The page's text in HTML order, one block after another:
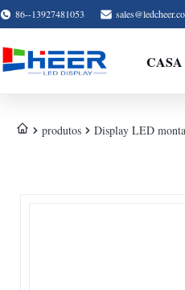
86--13927481053
CASA
produtos Display LED